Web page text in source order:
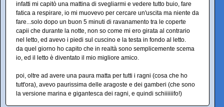
infatti mi capitò una mattina di svegliarmi e vedere tutto buio, fare
fatica a respirare, io mi muovevo per cercare un'uscita ma niente da
fare...solo dopo un buon 5 minuti di ravanamento tra le coperte
capii che durante la notte, non so come mi ero girata al contrario
nel letto, ed avevo i piedi sul cuscino e la testa in fondo al letto.
da quel giorno ho capito che in realtà sono semplicemente scema
io, ed il letto è diventato il mio migliore amico.
poi, oltre ad avere una paura matta per tutti i ragni (cosa che ho
tutt'ora), avevo paurissima delle aragoste e dei gamberi (che sono
la versione marina e gigantesca dei ragni, e quindi schiiiiiifo!)